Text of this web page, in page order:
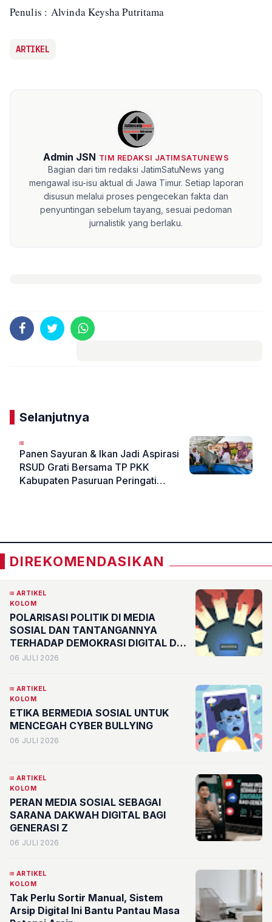
Penulis : Alvinda Keysha Putritama
ARTIKEL
Admin JSN TIM REDAKSI JATIMSATUNEWS
Bagian dari tim redaksi JatimSatuNews yang
mengawal isu-isu aktual di Jawa Timur. Setiap laporan
disusun melalui proses pengecekan fakta dan
penyuntingan sebelum tayang, sesuai pedoman
jurnalistik yang berlaku.
Selanjutnya
Panen Sayuran & Ikan Jadi Aspirasi
RSUD Grati Bersama TP PKK
Kabupaten Pasuruan Peringati
DIREKOMENDASIKAN
ARTIKEL
KOLOM
POLARISASI POLITIK DI MEDIA
SOSIAL DAN TANTANGANNYA
TERHADAP DEMOKRASI DIGITAL DI
INDONESIA
06 JULI 2026
ARTIKEL
KOLOM
ETIKA BERMEDIA SOSIAL UNTUK
MENCEGAH CYBER BULLYING
06 JULI 2026
ARTIKEL
KOLOM
PERAN MEDIA SOSIAL SEBAGAI
SARANA DAKWAH DIGITAL BAGI
GENERASI Z
06 JULI 2026
ARTIKEL
KOLOM
Tak Perlu Sortir Manual, Sistem
Arsip Digital Ini Bantu Pantau Masa